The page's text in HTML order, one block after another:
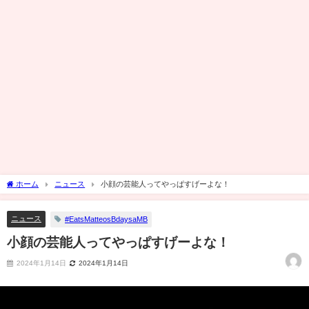
ホーム ニュース 小顔の芸能人ってやっぱすげーよな！
ニュース #EatsMatteosBdaysaMB
小顔の芸能人ってやっぱすげーよな！
2024年1月14日 2024年1月14日